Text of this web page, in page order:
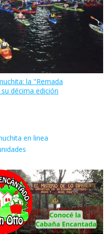
la "Remada
décima edición
en linea